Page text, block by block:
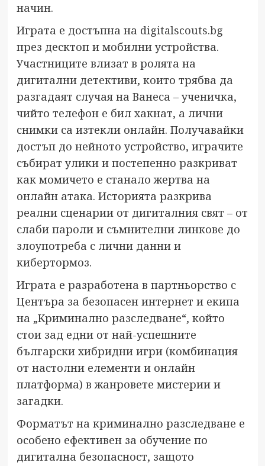
начин.
Играта е достъпна на digitalscouts.bg
през десктоп и мобилни устройства.
Участниците влизат в ролята на
дигитални детективи, които трябва да
разгадаят случая на Ванеса – ученичка,
чийто телефон е бил хакнат, а лични
снимки са изтекли онлайн. Получавайки
достъп до нейното устройство, играчите
събират улики и постепенно разкриват
как момичето е станало жертва на
онлайн атака. Историята разкрива
реални сценарии от дигиталния свят – от
слаби пароли и съмнителни линкове до
злоупотреба с лични данни и
кибертормоз.
Играта е разработена в партньорство с
Центъра за безопасен интернет и екипа
на „Криминално разследване“, който
стои зад едни от най-успешните
български хибридни игри (комбинация
от настолни елементи и онлайн
платформа) в жанровете мистерии и
загадки.
Форматът на криминално разследване е
особено ефективен за обучение по
дигитална безопасност, защото